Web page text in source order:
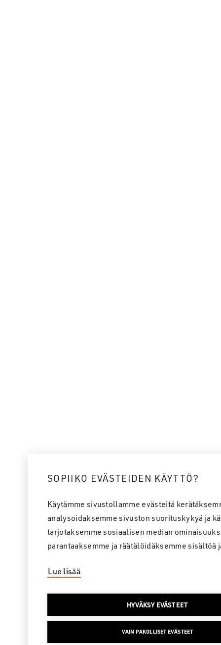
SOPIIKO EVÄSTEIDEN KÄYTTÖ?
Käytämme sivustollamme evästeitä
analysoidaksemme sivuston suorituskykyä ja
tarjotaksemme sosiaalisen median
parantaaksemme ja räätälöidäksemme sisältöä
Lue lisää
HYVÄKSY EVÄSTEET
VAIN PAKOLLISET EVÄSTEET